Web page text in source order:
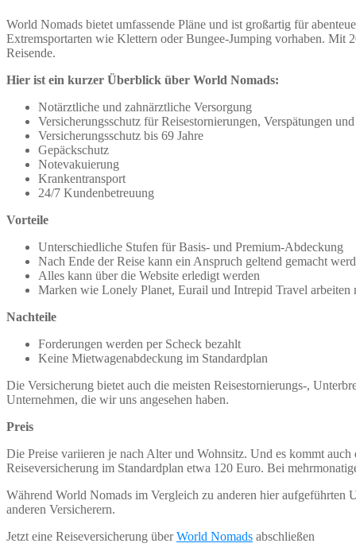
World Nomads bietet umfassende Pläne und ist großartig für
Extremsportarten wie Klettern oder Bungee-Jumping vorhaben. Mit
Reisende.
Hier ist ein kurzer Überblick über World Nomads:
Notärztliche und zahnärztliche Versorgung
Versicherungsschutz für Reisestornierungen, Verspätungen
Versicherungsschutz bis 69 Jahre
Gepäckschutz
Notevakuierung
Krankentransport
24/7 Kundenbetreuung
Vorteile
Unterschiedliche Stufen für Basis- und Premium-Abdeckung
Nach Ende der Reise kann ein Anspruch geltend gemacht
Alles kann über die Website erledigt werden
Marken wie Lonely Planet, Eurail und Intrepid Travel arbeiten
Nachteile
Forderungen werden per Scheck bezahlt
Keine Mietwagenabdeckung im Standardplan
Die Versicherung bietet auch die meisten Reisestornierungs-,
Unternehmen, die wir uns angesehen haben.
Preis
Die Preise variieren je nach Alter und Wohnsitz. Und es kommt
Reiseversicherung im Standardplan etwa 120 Euro. Bei
Während World Nomads im Vergleich zu anderen hier aufgeführten
anderen Versicherern.
Jetzt eine Reiseversicherung überWorld Nomads abschließen